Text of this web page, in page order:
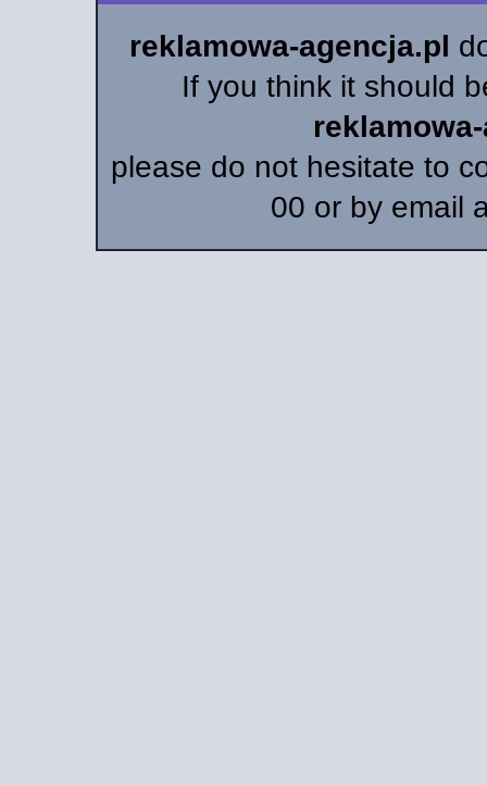
reklamowa-agencja.pl
If you think it should
please do not hesitate to
00 or by email